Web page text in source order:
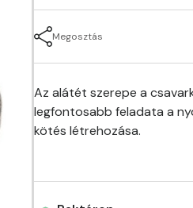
Megosztás
Az alátét szerepe a
legfontosabb feladata a
kötés létrehozása.